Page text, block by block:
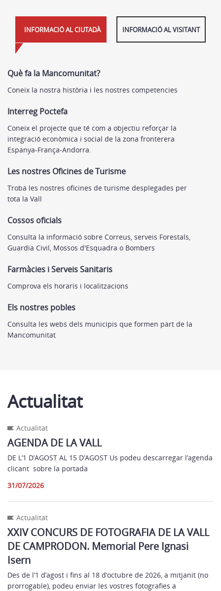
INFORMACIÓ AL CIUTADÀ INFORMACIÓ AL VISITANT
Què fa la Mancomunitat?
Coneix la nostra història i les nostres competencies
Interreg Poctefa
Coneix el projecte que té com a objectiu reforçar la
integració econòmica i social de la zona fronterera
Espanya-França-Andorra.
Les nostres Oficines de Turisme
Troba les nostres oficines de turisme desplegades per
tota la Vall
Cossos oficials
Consulta la informació sobre Correus, serveis Forestals,
Guardia Civil, Mossos d'Esquadra o Bombers
Farmàcies i Serveis Sanitaris
Comprova els horaris i localitzacions
Els nostres pobles
Consulta les webs dels municipis que formen part de la
Mancomunitat
Actualitat
Actualitat
AGENDA DE LA VALL
DE L’1 D’AGOST AL 15 D’AGOST Us podeu descarregar l’agenda
clicant sobre la portada
31/07/2026
Actualitat
XXIV CONCURS DE FOTOGRAFIA DE LA VALL
DE CAMPRODON. Memorial Pere Ignasi
Isern
Des de l’1 d’agost i fins al 18 d’octubre de 2026, a mitjanit (no
prorrogable), podeu enviar les vostres fotografies a